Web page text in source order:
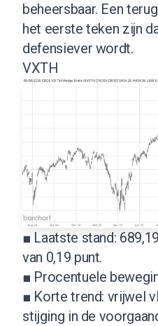
beheersbaar. Een
het eerste teken zijn
defensiever wordt.
VXTH
■ Laatste stand:
van 0,19 punt.
■ Procentuele
■ Korte trend: vrijwel
stijging in de